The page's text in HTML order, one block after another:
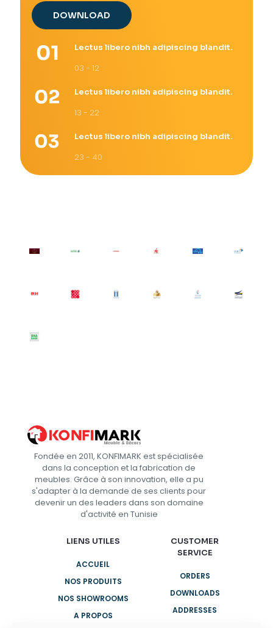
DOWNLOAD
Lectus libero nibh adipiscing blandit.
03 - 12
Lectus libero nibh adipiscing blandit.
13 - 22
Lectus libero nibh adipiscing blandit.
23 - 40
Fondée en 2011, KONFIMARK est spécialisée
dans la conception et la fabrication de
meubles. Grâce à son innovation, elle a pu
s'adapter à la demande de ses clients pour
devenir un des leaders dans son domaine
d'activité en Tunisie
LIENS UTILES
ACCUEIL
NOS PRODUITS
NOS SHOWROOMS
A PROPOS
CUSTOMER
SERVICE
ORDERS
DOWNLOADS
ADDRESSES